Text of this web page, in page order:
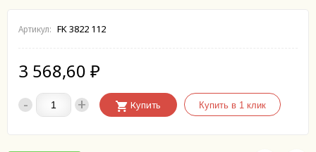
Артикул: FK 3822 112
3 568,60 ₽
- + Купить